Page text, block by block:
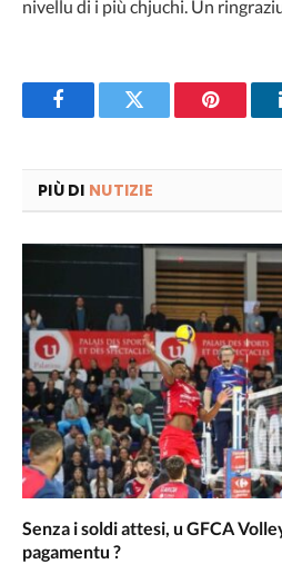
nivellu di i più chjuchi. Un
FacebookTwitter Pinterest
PIÙ DI NUTIZIE
Senza i soldi attesi, u GFCA
pagamentu ?